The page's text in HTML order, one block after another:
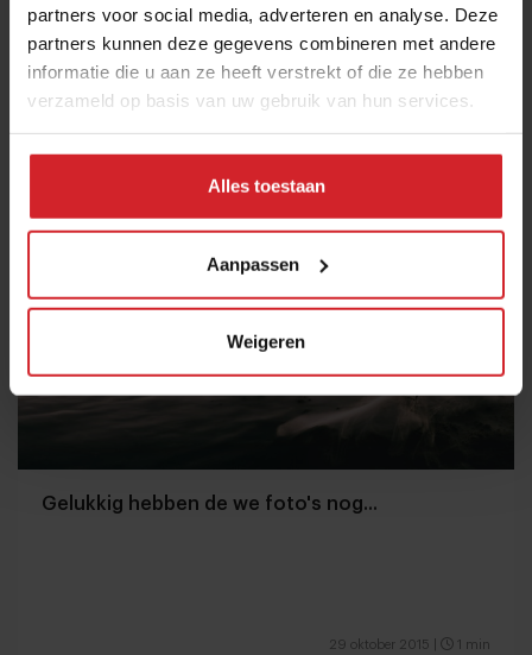
partners voor social media, adverteren en analyse. Deze
partners kunnen deze gegevens combineren met andere
informatie die u aan ze heeft verstrekt of die ze hebben
verzameld op basis van uw gebruik van hun services.
Alles toestaan
Aanpassen
Weigeren
31 oktober 2015| 1 min
Gelukkig hebben de we foto's nog...
29 oktober 2015 1 min